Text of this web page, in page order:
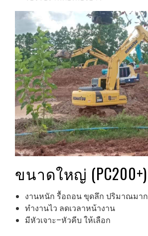
ขนาดใหญ่ (PC200+)
งานหนัก รื้อถอน ขุดลึก ปริมาณมาก
ทำงานไว ลดเวลาหน้างาน
มีหัวเจาะ–หัวคีบ ให้เลือก